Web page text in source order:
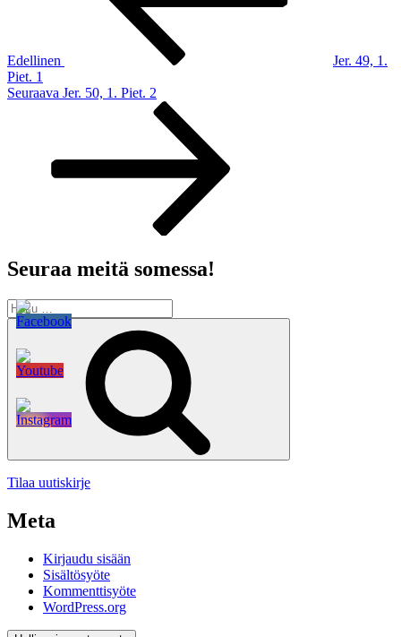
Edellinen
Jer. 49, 1.
Piet. 1
Seuraava
Seuraava Jer. 50, 1. Piet. 2
Seuraa meitä somessa!
Etsi:
Tilaa uutiskirje
Meta
Kirjaudu sisään
Sisältösyöte
Kommenttisyöte
WordPress.org